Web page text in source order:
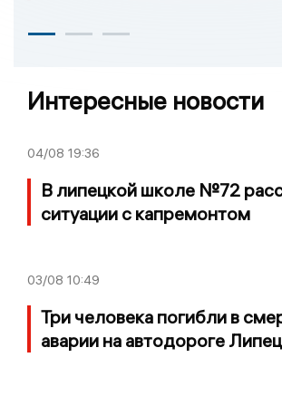
Интересные новости
04/08 19:36
В липецкой школе №72
ситуации с капремонтом
03/08 10:49
Три человека погибли в
аварии на автодороге